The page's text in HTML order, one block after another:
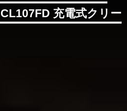
充電式クリー